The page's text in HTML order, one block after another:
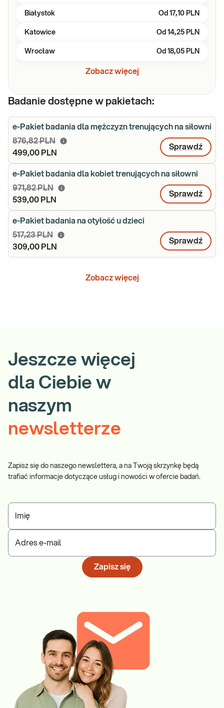
Białystok Od 17,10 PLN
Katowice Od 14,25 PLN
Wrocław Od 18,05 PLN
Zobacz więcej
Badanie dostępne w pakietach:
e-Pakiet badania dla mężczyzn trenujących na siłowni
876,82 PLN
499,00 PLN
Sprawdź
e-Pakiet badania dla kobiet trenujących na siłowni
971,82 PLN
539,00 PLN
Sprawdź
e-Pakiet badania na otyłość u dzieci
517,23 PLN
309,00 PLN
Sprawdź
Zobacz więcej
Jeszcze więcej
dla Ciebie w
naszym
newsletterze
Zapisz się do naszego newslettera, a na Twoją skrzynkę będą
trafiać informacje dotyczące usług i nowości w ofercie badań.
Imię
Adres e-mail
Zapisz się